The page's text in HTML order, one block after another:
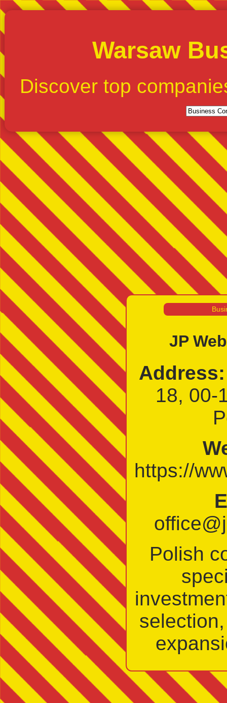
Warsaw
Discover top
JP
Address:
18, 00-
https://
Polish